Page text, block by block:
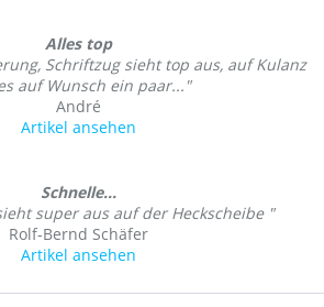
Alles top
Schriftzug sieht top aus, auf Kulanz
auf Wunsch ein paar..."
André
Artikel ansehen
Schnelle...
super aus auf der Heckscheibe "
Rolf-Bernd Schäfer
Artikel ansehen